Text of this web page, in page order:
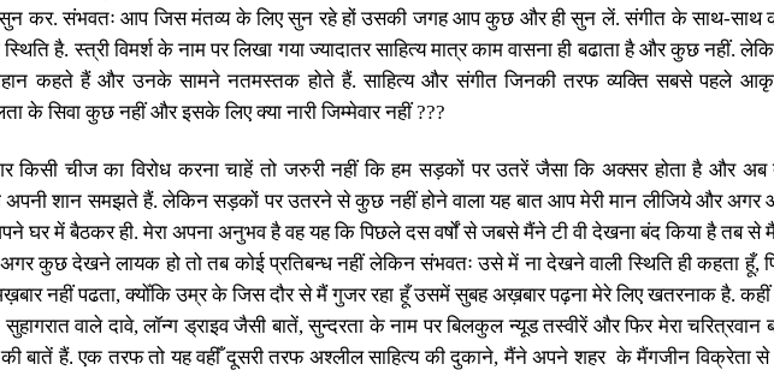
कर. संभवतः आप जिस मंतव्य के लिए सुन रहे हों उसकी जगह आप कुछ और ही सुन लें. संगीत के साथ-साथ
स्थिति है. स्त्री विमर्श के नाम पर लिखा गया ज्यादातर साहित्य मात्र काम वासना ही बढाता है और कुछ नहीं.
कहते हैं और उनके सामने नतमस्तक होते हैं. साहित्य और संगीत जिनकी तरफ व्यक्ति सबसे पहले
के सिवा कुछ नहीं और इसके लिए क्या नारी जिम्मेवार नहीं???
किसी चीज का विरोध करना चाहें तो जरुरी नहीं कि हम सड़कों पर उतरें जैसा कि अक्सर होता है और अब
अपनी शान समझते हैं. लेकिन सड़कों पर उतरने से कुछ नहीं होने वाला यह बात आप मेरी मान लीजिये और
घर में बैठकर ही. मेरा अपना अनुभव है वह यह कि पिछले दस वर्षों से जबसे मैंने टी वी देखना बंद किया है तब
अगर कुछ देखने लायक हो तो तब कोई प्रतिबन्ध नहीं लेकिन संभवतः उसे में ना देखने वाली स्थिति ही कहता हूँ,
नहीं पढता,क्योँकि उम्र के जिस दौर से मैं गुजर रहा हूँ उसमें सुबह अख़बार पढ़ना मेरे लिए खतरनाक है. कहीं
सुहागरात वाले दावे,लॉन्ग ड्राइव जैसी बातें,सुन्दरता के नाम पर बिलकुल न्यूड तस्वीरें और फिर मेरा चरित्रवान
की बातें हैं. एक तरफ तो यह वहीँ दूसरी तरफ अश्लील साहित्य की दुकाने,मैंने अपने शहर के मैंगजीन विक्रेता से